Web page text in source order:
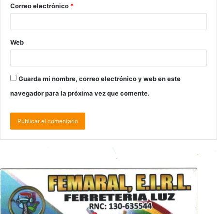
Correo electrónico *
Web
Guarda mi nombre, correo electrónico y web en este
navegador para la próxima vez que comente.